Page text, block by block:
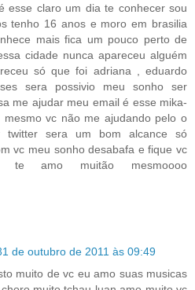
esse claro um dia te conhecer sou
tenho 16 anos e moro em brasilia
mais fica um pouco perto de
cidade nunca apareceu alguém
só que foi adriana , eduardo
sera possivio meu sonho ser
me ajudar meu email é esse mika-
mesmo vc não me ajudando pelo o
twitter sera um bom alcance só
vc meu sonho desabafa e fique vc
te amo muitão mesmoooo
de outubro de 2011 às 09:49
muito de vc eu amo suas musicas